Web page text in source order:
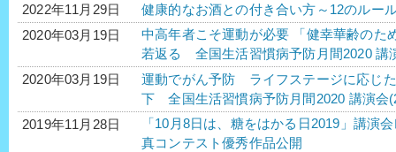
2022年11月29日
健康的なお酒との付き合い方～12のルー
2020年03月19日
中高年者こそ運動が必要 「健幸華齢のた
若返る 全国生活習慣病予防月間2020 講
2020年03月19日
運動でがん予防 ライフステージに応じ
下 全国生活習慣病予防月間2020 講演会
2019年11月28日
「10月8日は、糖をはかる日2019」講演
真コンテスト優秀作品公開